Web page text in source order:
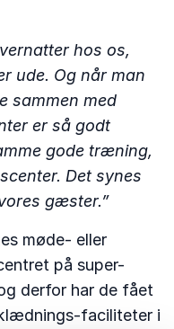
hos os,
ude. Og når man
sammen med
er så godt
gode træning,
Det synes
gæster.”
møde- eller
på super-
derfor har de fået
faciliteter i